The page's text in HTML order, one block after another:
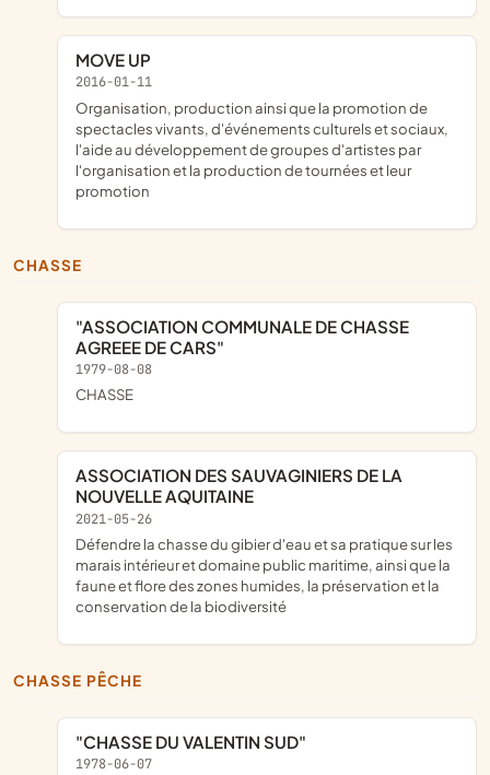
MOVE UP
2016-01-11
organisation, production ainsi que la promotion de
spectacles vivants, d'événements culturels et sociaux,
l'aide au développement de groupes d'artistes par
l'organisation et la production de tournées et leur
promotion
CHASSE
"ASSOCIATION COMMUNALE DE CHASSE
AGREEE DE CARS"
1979-08-08
CHASSE
ASSOCIATION DES SAUVAGINIERS DE LA
NOUVELLE AQUITAINE
2021-05-26
défendre la chasse du gibier d'eau et sa pratique sur les
marais intérieur et domaine public maritime, ainsi que la
faune et flore des zones humides, la préservation et la
conservation de la biodiversité
CHASSE PÊCHE
"CHASSE DU VALENTIN SUD"
1978-06-07